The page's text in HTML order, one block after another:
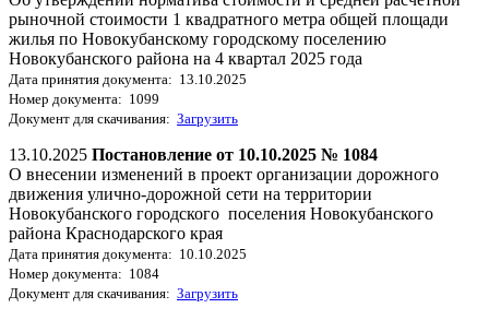
рыночной стоимости 1 квадратного метра общей площади
жилья по Новокубанскому городскому поселению
Новокубанского района на 4 квартал 2025 года
Дата принятия документа: 13.10.2025
Номер документа: 1099
Документ для скачивания: Загрузить
13.10.2025 Постановление от 10.10.2025 № 1084
О внесении изменений в проект организации дорожного
движения улично-дорожной сети на территории
Новокубанского городского поселения Новокубанского
района Краснодарского края
Дата принятия документа: 10.10.2025
Номер документа: 1084
Документ для скачивания: Загрузить